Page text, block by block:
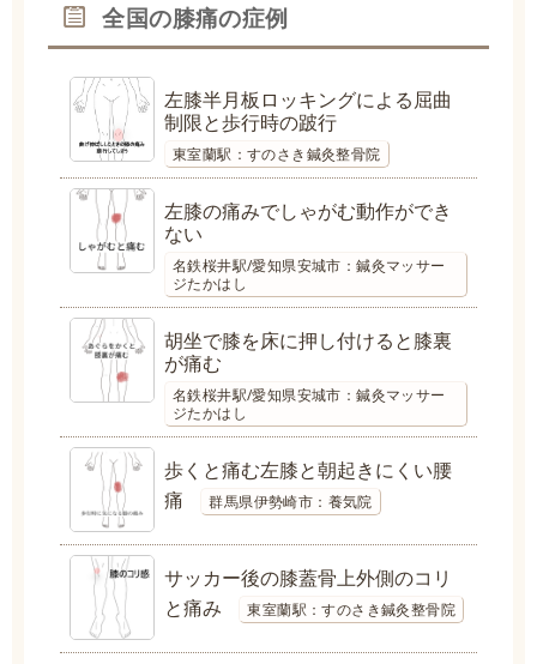
全国の膝痛の症例
左膝半月板ロッキングによる屈曲
制限と歩行時の跛行
東室蘭駅：すのさき鍼灸整骨院
左膝の痛みでしゃがむ動作ができ
ない
名鉄桜井駅/愛知県安城市：鍼灸マッサー
ジたかはし
胡坐で膝を床に押し付けると膝裏
が痛む
名鉄桜井駅/愛知県安城市：鍼灸マッサー
ジたかはし
歩くと痛む左膝と朝起きにくい腰
痛
群馬県伊勢崎市：養気院
サッカー後の膝蓋骨上外側のコリ
と痛み
東室蘭駅：すのさき鍼灸整骨院